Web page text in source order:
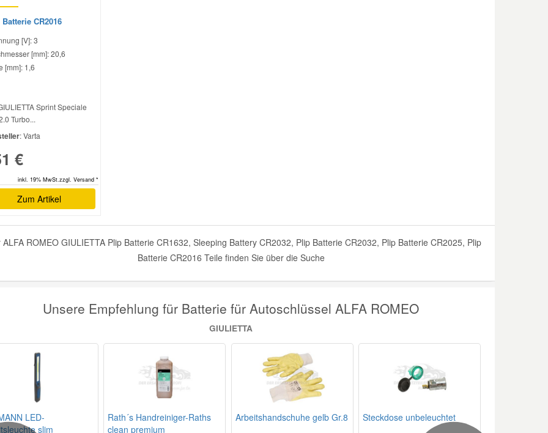
CR2016
[V]: 3
[mm]: 20,6
[mm]: 1,6
Sprint Speciale
Turbo...
: Varta
€
inkl. 19% MwSt.zzgl. Versand *
Zum Artikel
ALFA ROMEO GIULIETTA Plip Batterie CR1632, Sleeping Battery CR2032, Plip Batterie CR2032, Plip Batterie CR2025, Plip
Batterie CR2016 Teile finden Sie über die Suche
Unsere Empfehlung für Batterie für Autoschlüssel ALFA ROMEO
GIULIETTA
LED-
slim
Rath´s Handreiniger-Raths
clean premium
Arbeitshandschuhe gelb Gr.8 Steckdose unbeleuchtet